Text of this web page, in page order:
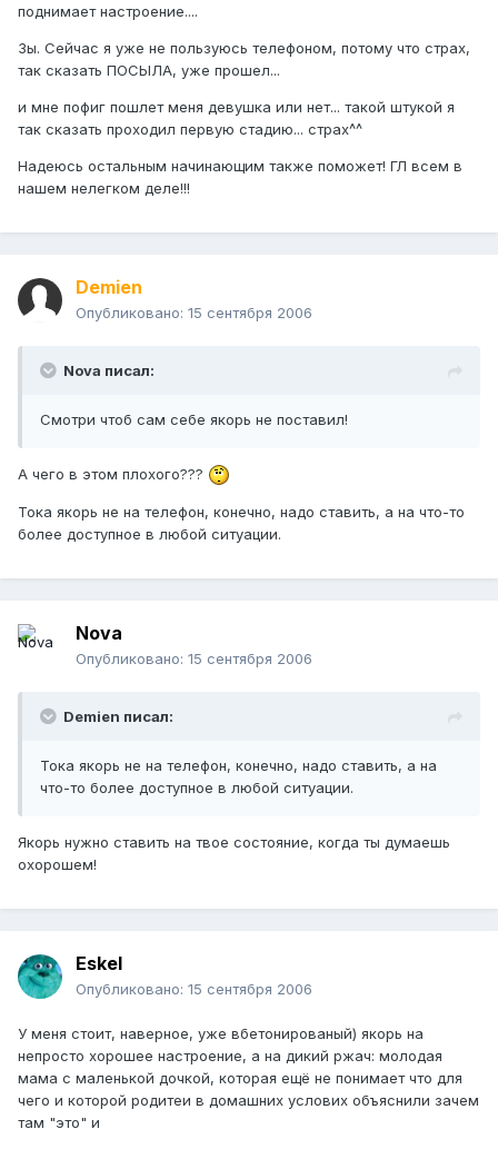
поднимает настроение....
Зы. Сейчас я уже не пользуюсь телефоном, потому что страх,
так сказать ПОСЫЛА, уже прошел...
и мне пофиг пошлет меня девушка или нет... такой штукой я
так сказать проходил первую стадию... страх^^
Надеюсь остальным начинающим также поможет! ГЛ всем в
нашем нелегком деле!!!
Demien
Опубликовано: 15 сентября 2006
Nova писал:
Смотри чтоб сам себе якорь не поставил!
А чего в этом плохого???
Тока якорь не на телефон, конечно, надо ставить, а на что-то
более доступное в любой ситуации.
Nova
Опубликовано: 15 сентября 2006
Demien писал:
Тока якорь не на телефон, конечно, надо ставить, а на
что-то более доступное в любой ситуации.
Якорь нужно ставить на твое состояние, когда ты думаешь
охорошем!
Eskel
Опубликовано: 15 сентября 2006
У меня стоит, наверное, уже вбетонированый) якорь на
непросто хорошее настроение, а на дикий ржач: молодая
мама с маленькой дочкой, которая ещё не понимает что для
чего и которой родитеи в домашних услових объяснили зачем
там "это" и